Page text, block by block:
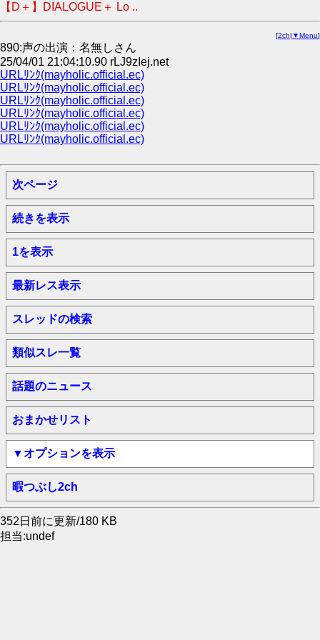
【D＋】DIALOGUE＋ Lo ..
[2ch| ▼Menu]
890:声の出演：名無しさん
25/04/01 21:04:10.90 rLJ9zIej.net
URLﾘﾝｸ(mayholic.official.ec)
URLﾘﾝｸ(mayholic.official.ec)
URLﾘﾝｸ(mayholic.official.ec)
URLﾘﾝｸ(mayholic.official.ec)
URLﾘﾝｸ(mayholic.official.ec)
URLﾘﾝｸ(mayholic.official.ec)
次ページ
続きを表示
1を表示
最新レス表示
スレッドの検索
類似スレ一覧
話題のニュース
おまかせリスト
▼オプションを表示
暇つぶし2ch
352日前に更新/180 KB
担当:undef